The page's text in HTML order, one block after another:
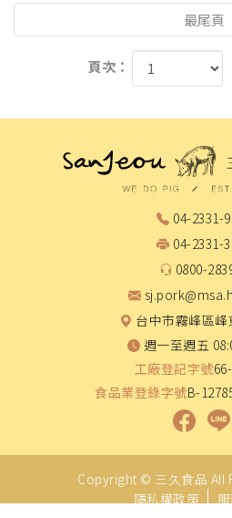
最尾頁
頁次：
04-2331-
04-2331-
0800-
台中市霧峰區峰
週一至週五
工廠登記字號
食品業登錄字號B-
Copyright © 三久食品 All
隱私權政策